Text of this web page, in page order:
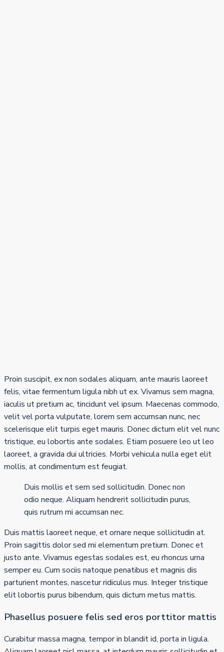
Proin suscipit, ex non sodales aliquam, ante mauris laoreet
felis, vitae fermentum ligula nibh ut ex. Vivamus sem magna,
iaculis ut pretium ac, tincidunt vel ipsum. Maecenas commodo,
velit vel porta vulputate, lorem sem accumsan nunc, nec
scelerisque elit turpis eget mauris. Donec dictum elit vel nunc
tristique, eu lobortis ante sodales. Etiam posuere leo ut leo
laoreet, a gravida dui ultricies. Morbi vehicula nulla eget elit
mollis, at condimentum est feugiat.
Duis mollis et sem sed sollicitudin. Donec non
odio neque. Aliquam hendrerit sollicitudin purus,
quis rutrum mi accumsan nec.
Duis mattis laoreet neque, et ornare neque sollicitudin at.
Proin sagittis dolor sed mi elementum pretium. Donec et
justo ante. Vivamus egestas sodales est, eu rhoncus urna
semper eu. Cum sociis natoque penatibus et magnis dis
parturient montes, nascetur ridiculus mus. Integer tristique
elit lobortis purus bibendum, quis dictum metus mattis.
Phasellus posuere felis sed eros porttitor mattis
Curabitur massa magna, tempor in blandit id, porta in ligula.